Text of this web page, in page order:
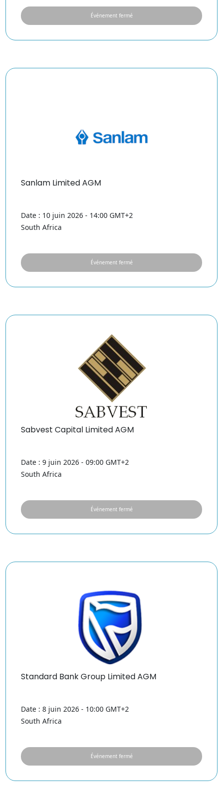
Événement fermé
Sanlam Limited AGM
Date : 10 juin 2026 - 14:00 GMT+2
South Africa
Événement fermé
Sabvest Capital Limited AGM
Date : 9 juin 2026 - 09:00 GMT+2
South Africa
Événement fermé
Standard Bank Group Limited AGM
Date : 8 juin 2026 - 10:00 GMT+2
South Africa
Événement fermé